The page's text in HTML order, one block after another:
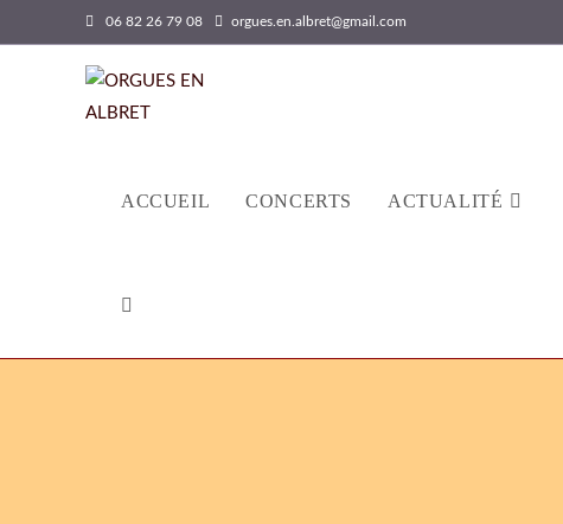
06 82 26 79 08 orgues.en.albret@gmail.com
ACCUEIL CONCERTS ACTUALITÉ